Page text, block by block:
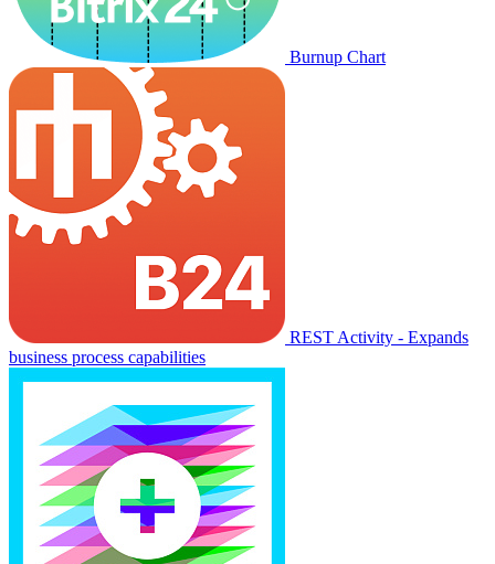
Burnup Chart
REST Activity - Expands
business process capabilities